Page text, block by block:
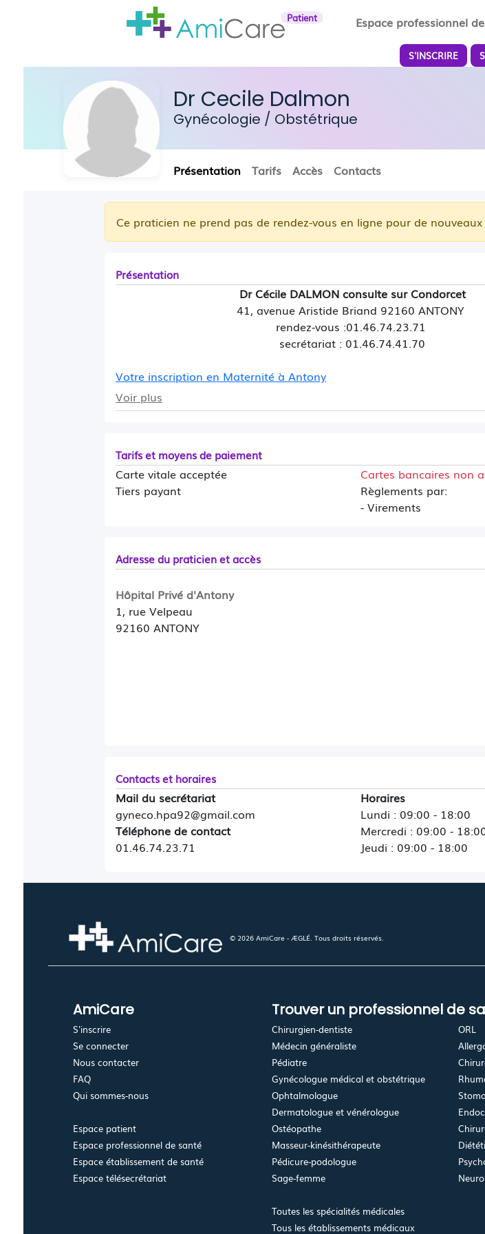
Patient Espace professionnel
S'INSCRIRE
Dr Cecile Dalmon
Gynécologie / Obstétrique
Présentation Tarifs Accès Contacts
Ce praticien ne prend pas de rendez-vous en ligne pour de
Présentation
Dr Cécile DALMON consulte sur Condorcet
41, avenue Aristide Briand 92160 ANTONY
rendez-vous :01.46.74.23.71
secrétariat : 01.46.74.41.70
Votre inscription en Maternité à Antony
Gynaissance
Voir plus
Tarifs et moyens de paiement
Carte vitale acceptée
Tiers payant
Cartes bancaires non
Règlements par:
- Virements
Adresse du praticien et accès
Hôpital Privé d'Antony
1, rue Velpeau
92160 ANTONY
Contacts et horaires
Mail du secrétariat
gyneco.hpa92@gmail.com
Téléphone de contact
01.46.74.23.71
Horaires
Lundi : 09:00 - 18:00
Mercredi : 09:00 -
Jeudi : 09:00 - 18:00
© 2026 AmiCare - ÆGLÉ. Tous droits réservés.
AmiCare
S'inscrire
Se connecter
Nous contacter
FAQ
Qui sommes-nous
Espace patient
Espace professionnel de santé
Espace établissement de santé
Espace télésecrétariat
Trouver un professionnel de
Chirurgien-dentiste
Médecin généraliste
Pédiatre
Gynécologue médical et obstétrique
Ophtalmologue
Dermatologue et vénérologue
Ostéopathe
Masseur-kinésithérapeute
Pédicure-podologue
Sage-femme
Toutes les spécialités médicales
Tous les établissements médicaux
ORL